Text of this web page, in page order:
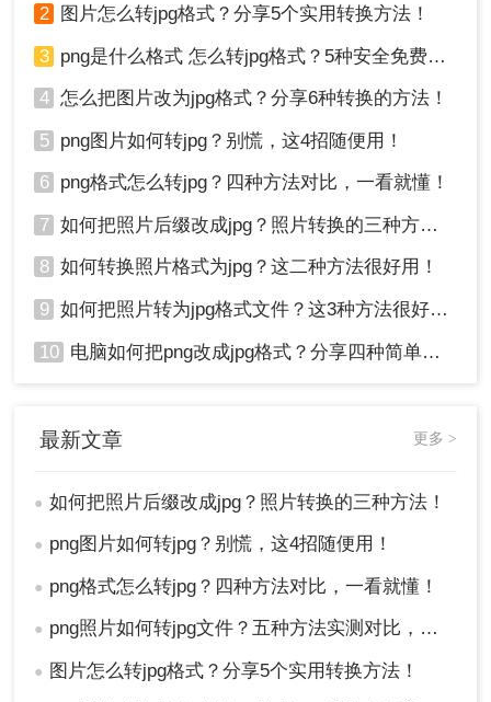
2 图片怎么转jpg格式？分享5个实用转换方法！
3 png是什么格式 怎么转jpg格式？5种安全免费转换方法全解析！
4 怎么把图片改为jpg格式？分享6种转换的方法！
5 png图片如何转jpg？别慌，这4招随便用！
6 png格式怎么转jpg？四种方法对比，一看就懂！
7 如何把照片后缀改成jpg？照片转换的三种方法！
8 如何转换照片格式为jpg？这二种方法很好用！
9 如何把照片转为jpg格式文件？这3种方法很好用!！
10 电脑如何把png改成jpg格式？分享四种简单转换方法！
最新文章 更多 >
● 如何把照片后缀改成jpg？照片转换的三种方法！
● png图片如何转jpg？别慌，这4招随便用！
● png格式怎么转jpg？四种方法对比，一看就懂！
● png照片如何转jpg文件？五种方法实测对比，附各场景最优选!！
● 图片怎么转jpg格式？分享5个实用转换方法！